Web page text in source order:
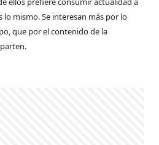
mismo. Se interesan más por lo
que por el contenido de la